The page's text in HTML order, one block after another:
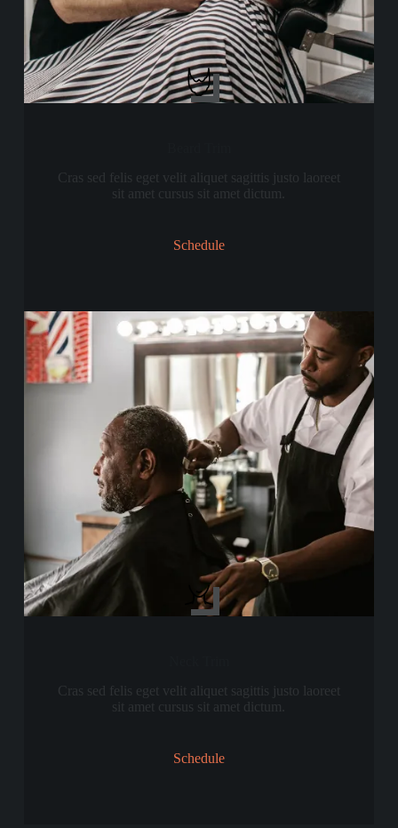
Cras sed felis eget velit aliquet sagittis justo laoreet
sit amet cursus sit amet dictum.
Schedule
Cras sed felis eget velit aliquet sagittis justo laoreet
sit amet cursus sit amet dictum.
Schedule